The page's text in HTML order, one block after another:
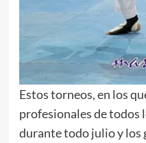
Estos torneos, en los
profesionales de todos
durante todo julio y los